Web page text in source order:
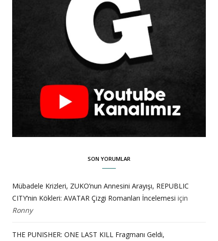
SON YORUMLAR
Mübadele Krizleri, ZUKO’nun Annesini Arayışı, REPUBLIC
CITY’nin Kökleri: AVATAR Çizgi Romanları İncelemesi için
Ronny
THE PUNISHER: ONE LAST KILL Fragmanı Geldi,